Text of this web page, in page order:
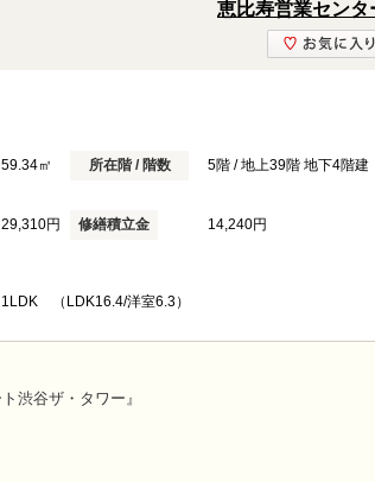
恵比寿営業センタ
59.34㎡ 所在階 / 階数 5階 / 地上39階 地下4階建
29,310円 修繕積立金 14,240円
1LDK （LDK16.4/洋室6.3）
渋谷ザ・タワー』